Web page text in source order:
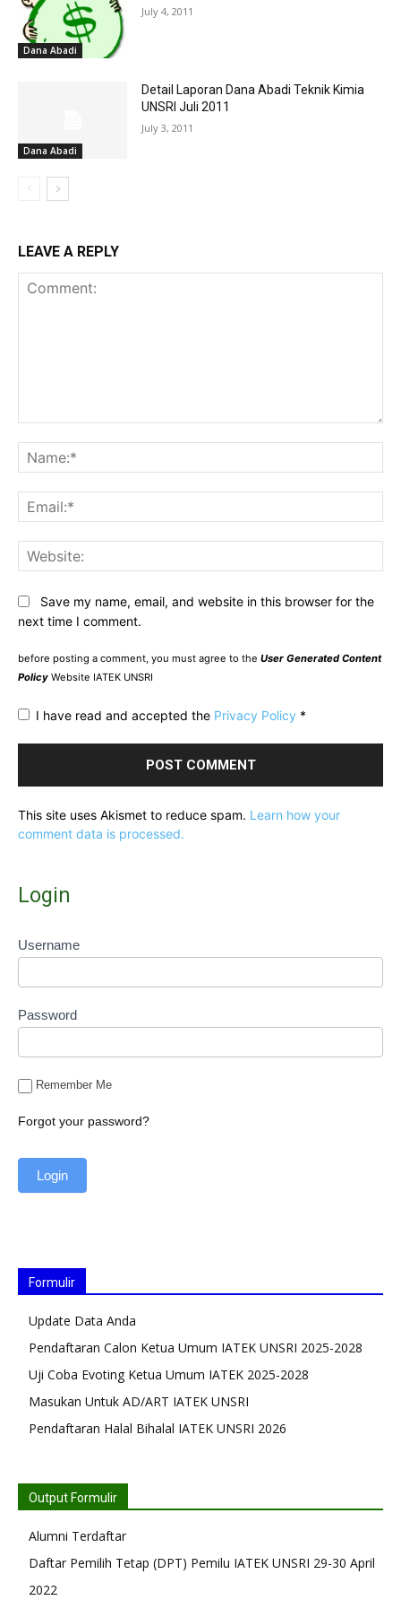
Dana Abadi
July 4, 2011
Dana Abadi
Detail Laporan Dana Abadi Teknik Kimia
UNSRI Juli 2011
July 3, 2011
LEAVE A REPLY
Save my name, email, and website in this browser for the
next time I comment.
before posting a comment, you must agree to the User Generated Content
Policy Website IATEK UNSRI
I have read and accepted the Privacy Policy *
This site uses Akismet to reduce spam. Learn how your
comment data is processed.
Login
Username
Password
Remember Me
Forgot your password?
Formulir
Update Data Anda
Pendaftaran Calon Ketua Umum IATEK UNSRI 2025-2028
Uji Coba Evoting Ketua Umum IATEK 2025-2028
Masukan Untuk AD/ART IATEK UNSRI
Pendaftaran Halal Bihalal IATEK UNSRI 2026
Output Formulir
Alumni Terdaftar
Daftar Pemilih Tetap (DPT) Pemilu IATEK UNSRI 29-30 April
2022